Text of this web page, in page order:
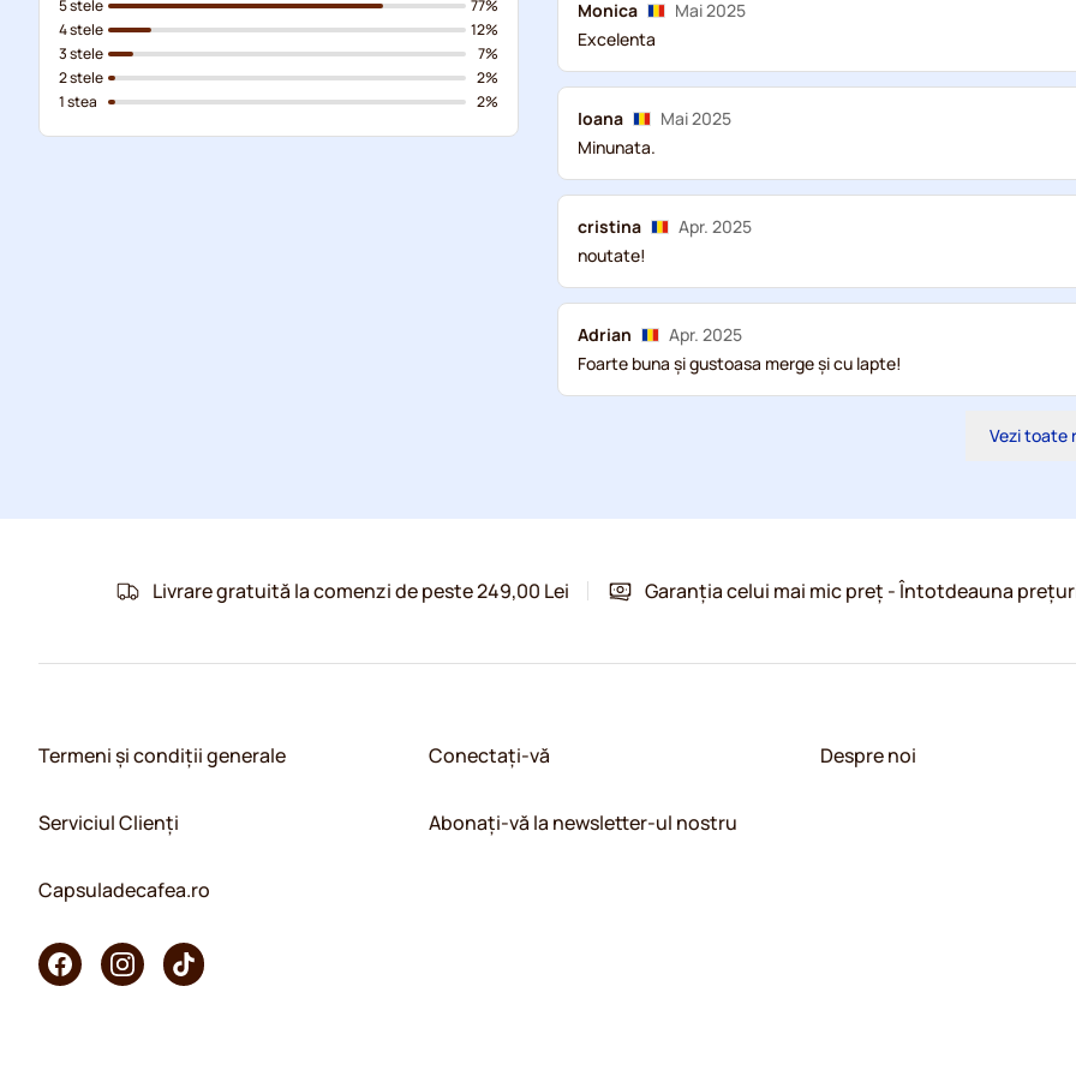
5 stele
4 stele
3 stele
2 stele
1 stea
77%
12%
7%
2%
2%
Monica
Mai 2025
Excelenta
Ioana
Mai 2025
Minunata.
cristina
Apr. 2025
noutate!
Adrian
Apr. 2025
Foarte buna și gustoasa merge și cu lapte!
Vezi toate
Livrare gratuită la comenzi de peste 249,00 Lei Garanția celui mai mic preț - Întotdeauna
Termeni și condiții generale
Serviciul Clienți
Capsuladecafea.ro
Conectați-vă
Abonați-vă la newsletter-ul nostru
Despre noi